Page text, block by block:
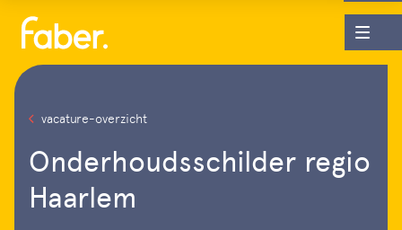
vacature-overzicht
Onderhoudsschilder regio
Haarlem